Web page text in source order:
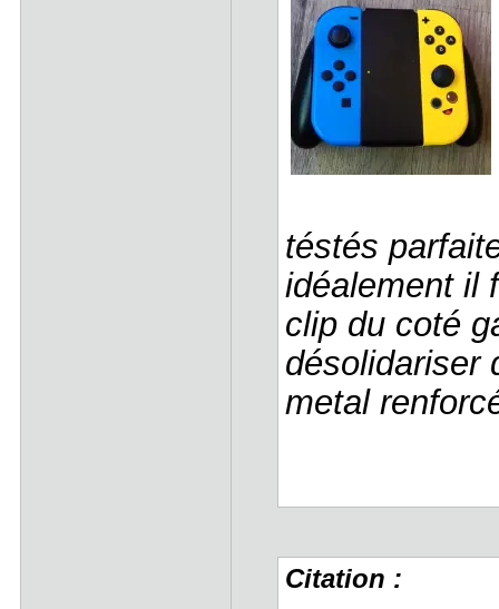
téstés
idéalement il
clip du coté
désolidariser
metal
Citation :